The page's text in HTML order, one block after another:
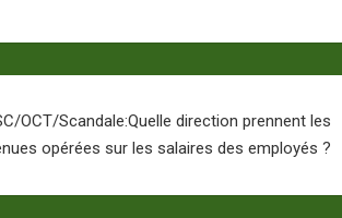
OCT/Scandale:Quelle direction prennent les
opérées sur les salaires des employés ?